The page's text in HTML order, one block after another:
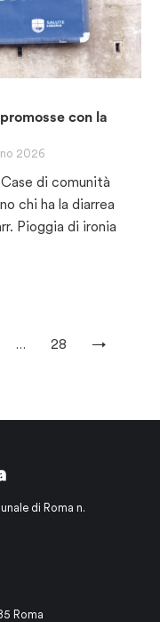
con la
2026
di comunità
chi ha la diarrea
Pioggia di ironia
… 28 →
di Roma n.
Roma